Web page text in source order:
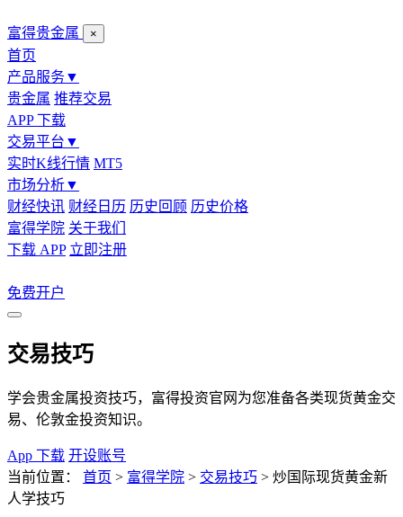
富得贵金属 ×
首页
产品服务▼
贵金属 推荐交易
APP 下载
交易平台 ▼
实时K线行情 MT5
市场分析▼
财经快讯 财经日历 历史回顾 历史价格
富得学院 关于我们
下载 APP 立即注册
免费开户
交易技巧
学会贵金属投资技巧，富得投资官网为您准备各类现货黄金交
易、伦敦金投资知识。
App 下载 开设账号
当前位置：
首页 > 富得学院 > 交易技巧 > 炒国际现货黄金新
人学技巧